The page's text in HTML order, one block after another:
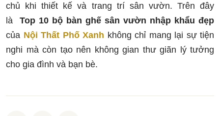
chủ khi thiết kế và trang trí sân vườn. Trên đây
là Top 10 bộ bàn ghế sân vườn nhập khẩu đẹp
của Nội Thất Phố Xanh không chỉ mang lại sự tiện
nghi mà còn tạo nên không gian thư giãn lý tưởng
cho gia đình và bạn bè.